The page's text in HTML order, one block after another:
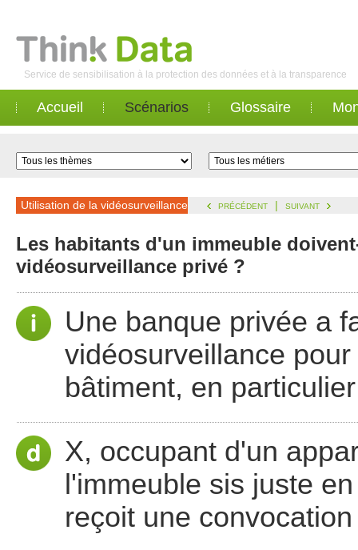
Service de sensibilisation à la protection des données et à la transparence
Accueil Scénarios Glossaire
Utilisation de la vidéosurveillance PRÉCÉDENT | SUIVANT
Les habitants d'un immeuble
vidéosurveillance privé ?
Une banque privée a
vidéosurveillance
bâtiment, en
X, occupant d'un
l'immeuble sis juste
reçoit une